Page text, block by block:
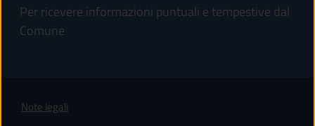
Per ricevere informazioni puntuali e tempestive dal
Comune
Note legali